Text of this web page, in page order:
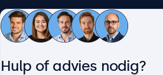
Klantenservice
Hulp of advies nodig?